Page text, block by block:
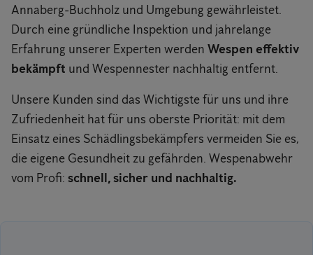
Annaberg-Buchholz und Umgebung gewährleistet.
Durch eine gründliche Inspektion und jahrelange
Erfahrung unserer Experten werden Wespen effektiv
bekämpft und Wespennester nachhaltig entfernt.
Unsere Kunden sind das Wichtigste für uns und ihre
Zufriedenheit hat für uns oberste Priorität: mit dem
Einsatz eines Schädlingsbekämpfers vermeiden Sie es,
die eigene Gesundheit zu gefährden. Wespenabwehr
vom Profi: schnell, sicher und nachhaltig.